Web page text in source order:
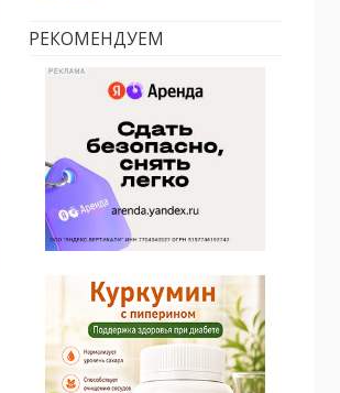
РЕКОМЕНДУЕМ